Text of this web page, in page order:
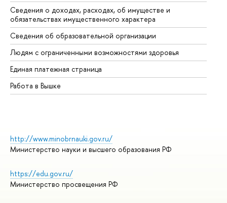
Сведения о доходах, расходах, об имуществе и
обязательствах имущественного характера
Сведения об образовательной организации
Людям с ограниченными возможностями здоровья
Единая платежная страница
Работа в Вышке
http://www.minobrnauki.gov.ru/
Министерство науки и высшего образования РФ
https://edu.gov.ru/
Министерство просвещения РФ